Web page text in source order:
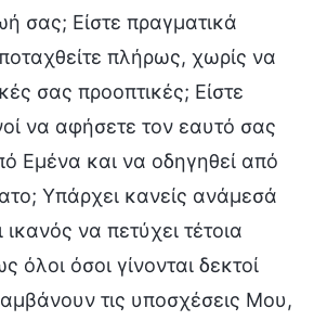
σας; Είστε πραγματικά
πλήρως, χωρίς να
σας προοπτικές; Είστε
να αφήσετε τον εαυτό σας
Εμένα και να οδηγηθεί από
Υπάρχει κανείς ανάμεσά
να πετύχει τέτοια
όσοι γίνονται δεκτοί
τις υποσχέσεις Μου,